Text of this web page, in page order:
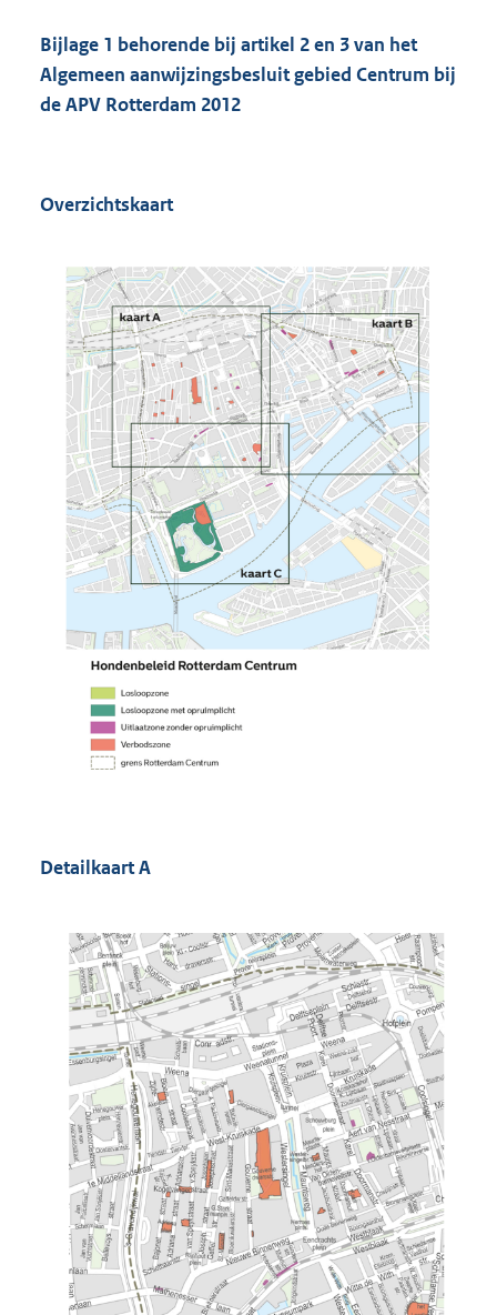
Bijlage 1 behorende bij artikel 2 en 3 van het
Algemeen aanwijzingsbesluit gebied Centrum bij
de APV Rotterdam 2012
Overzichtskaart
Detailkaart A